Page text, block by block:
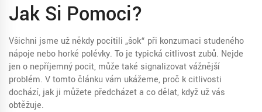
Jak Si Pomoci?
Všichni jsme už někdy pocítili „šok“ při konzumaci studeného
nápoje nebo horké polévky. To je typická citlivost zubů. Nejde
jen o nepříjemný pocit, může také signalizovat vážnější
problém. V tomto článku vám ukážeme, proč k citlivosti
dochází, jak ji můžete předcházet a co dělat, když už vás
obtěžuje.